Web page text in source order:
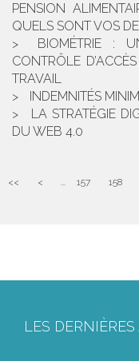
PENSION
QUELS SONT VOS
BIOMÉTRIE :
CONTRÔLE
TRAVAIL
INDEMNITÉS
LA STRATÉGIE
DU WEB 4.0
<< < ... 157 158
LES